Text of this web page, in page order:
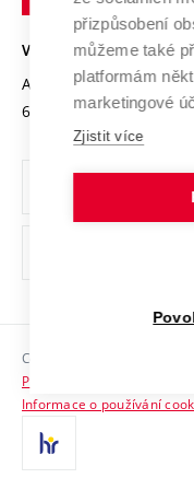
Open Science
Projekty
Projekty ze
Specifický výzkum
Univerzitní sítě
Bezpečná univerzita
Vyznamenání
Organizační struktura
Ochrana osobních
Sociální bezpečí
HR Award
Kontakty
VYSOKÉ UČENÍ
Antonínská 548/1
602 00 Brno
Copyright © 2026 VUT
Prohlášení o přístupnosti
Informace o používání
přizpůsobení
můžeme také
platformám
marketingové
Zjistit více